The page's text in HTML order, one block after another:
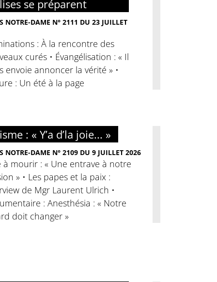
se préparent
NOTRE-DAME N° 2111 DU 23 JUILLET
: À la rencontre des
curés • Évangélisation : « Il
envoie annoncer la vérité » •
: Un été à la page
: « Y’a d’la joie... »
NOTRE-DAME N° 2109 DU 9 JUILLET 2026
à mourir : « Une entrave à notre
» • Les papes et la paix :
de Mgr Laurent Ulrich •
: Anesthésia : « Notre
doit changer »